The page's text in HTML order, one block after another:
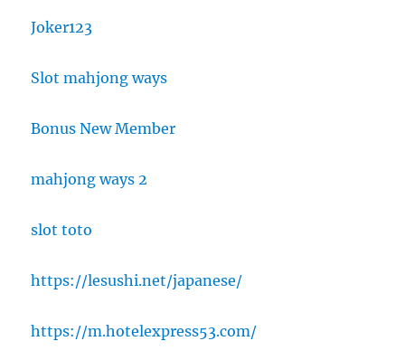
Joker123
Slot mahjong ways
Bonus New Member
mahjong ways 2
slot toto
https://lesushi.net/japanese/
https://m.hotelexpress53.com/